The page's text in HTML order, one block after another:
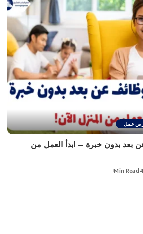
عمل
بعد بدون خبرة – ابدأ العمل من
4 Min Read